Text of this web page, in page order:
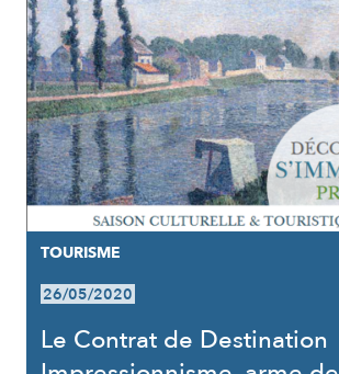
TOURISME
26/05/2020
Le Contrat de Destination